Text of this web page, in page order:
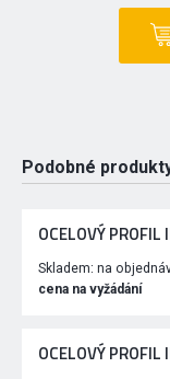
Podobné
OCELOVÝ PROFIL
Skladem: na
cena na vyžádání
OCELOVÝ PROFIL